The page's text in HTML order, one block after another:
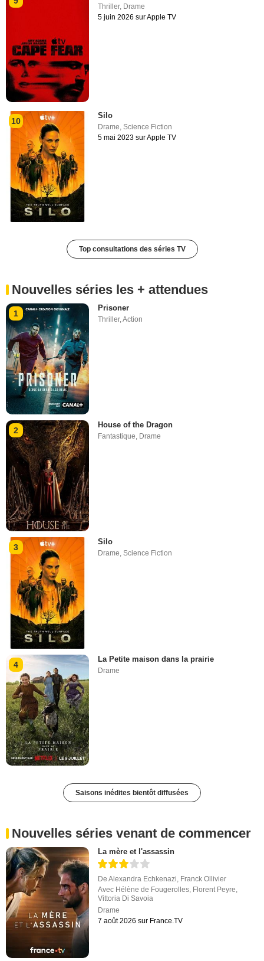
Thriller, Drame
5 juin 2026 sur Apple TV
10
Silo
Drame ,Science Fiction
5 mai 2023 sur Apple TV
Top consultations des séries TV
Nouvelles séries les + attendues
1
Prisoner
Thriller,Action
2
House of the Dragon
Fantastique, Drame
3
Silo
Drame,Science Fiction
4
La Petite maison dans la prairie
Drame
Saisons inédites bientôt diffusées
Nouvelles séries venant de commencer
La mère et l'assassin
DeAlexandra Echkenazi, Franck Ollivier
Avec Hélène de Fougerolles, Florent Peyre,
Vittoria Di Savoia
Drame
7 août 2026 sur France.TV